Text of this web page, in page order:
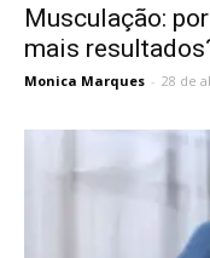
Musculação:
mais
Monica Marques - 28 de